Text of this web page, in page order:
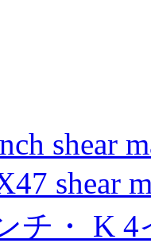
shear
shear
チ・ K